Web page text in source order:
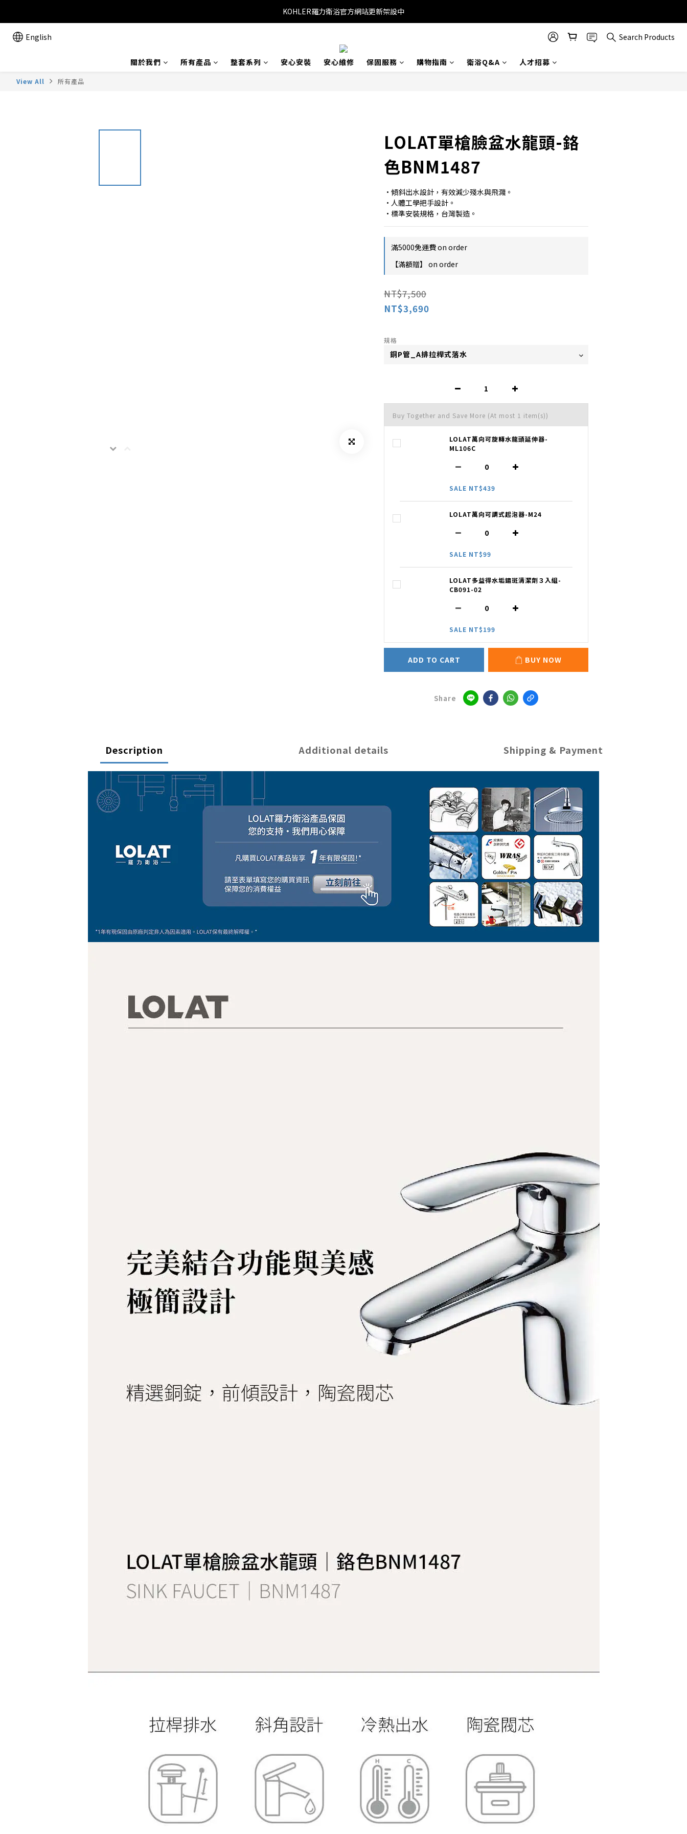
KOHLER羅力衛浴官方網站更新架設中
English Search Products
關於我們 所有產品 整套系列 安心安裝 安心維修 保固服務 購物指南 衛浴Q&A 人才招募
View All 所有產品
LOLAT單槍臉盆水龍頭-鉻
色BNM1487
•傾斜出水設計，有效減少殘水與飛濺。
•人體工學把手設計。
•標準安裝規格，台灣製造。
滿5000免運費 on order
【滿額贈】 on order
NT$7,500
NT$3,690
規格
Buy Together and Save More (At most 1 item(s))
LOLAT萬向可旋轉水龍頭延伸器-
ML106C
SALE NT$439
LOLAT萬向可調式起泡器-M24
SALE NT$99
LOLAT多益得水垢鏽斑清潔劑３入組-
CB091-02
SALE NT$199
ADD TO CART BUY NOW
Share
Description Additional details Shipping & Payment